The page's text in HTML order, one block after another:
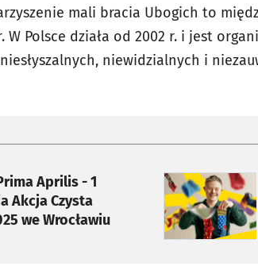
mali bracia Ubogich to
W Polsce działa od 2002 r. i jest
niewidzialnych i
Aprilis - 1
Akcja Czysta
we Wrocławiu
otworzy się w